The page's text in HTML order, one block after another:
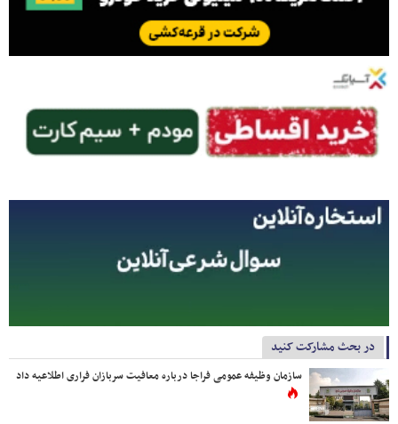
در بحث مشارکت کنید
سازمان وظیفه عمومی فراجا درباره معافیت سربازان فراری اطلاعیه داد